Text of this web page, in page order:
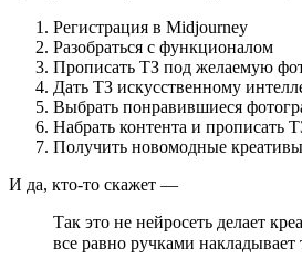
Регистрация в Midjourney
Разобраться с функционалом
Прописать ТЗ под желаемую
Дать ТЗ искусственному
Выбрать понравившиеся
Набрать контента и прописать
Получить новомодные креативы
И да, кто-то скажет —
Так это не нейросеть делает
все равно ручками накладывает